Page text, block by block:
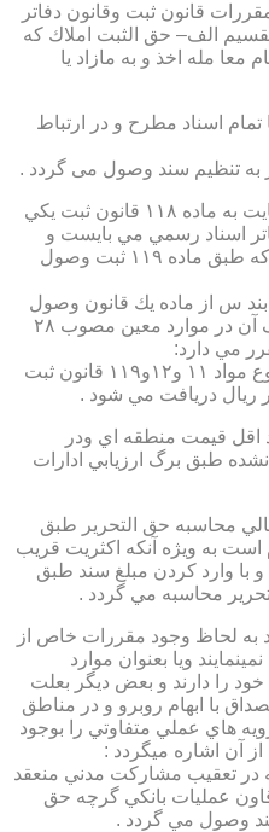
قانون ثبت وقانون دفاتر
الف– حق الثبت املاك كه
معا مله اخذ و به مازاد يا
اسناد مطرح و در ارتباط
به تنظیم سند وصول می گردد .
بخش اول – حق الثبت املاک:با عنايت به ماده ۱۱۸ قانون ثبت يكي
اسناد رسمي مي بايست و
صول گردد حق الثبت املاك است كه طبق ماده ۱۱۹ ثبت وصول
بند س از ماده يك قانون وصول
برخي از درآمدهاي دولت و مصرف آن در موارد معين مصوب ۲۸
براي ثبت ملك دردفتر املاك موضوع مواد ۱۱ و۱۲و۱۱۹ قانون ثبت
ريال دريافت مي شود .
اقل قيمت منطقه اي ودر
طبق برگ ارزيابي ادارات
محاسبه حق التحرير طبق
است به ويژه آنكه اكثريت قريب
و با وارد كردن مبلغ سند طبق
محاسبه مي گردد .
به لحاظ وجود مقررات خاص از
ويا بعنوان موارد
را دارند و بعض ديگر بعلت
با ابهام روبرو و در مناطق
هاي عملي متفاوتي را بوجود
آن اشاره ميگردد :
در تعقيب مشاركت مدني منعقد
بر اساس تبصره ماده ۱۵ قاون عمليات بانكي گرچه حق
وصول مي گردد .